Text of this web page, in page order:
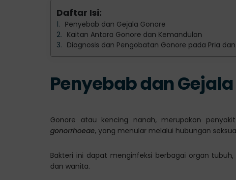
Daftar Isi:
Penyebab dan Gejala Gonore
Kaitan Antara Gonore dan Kemandulan
Diagnosis dan Pengobatan Gonore pada Pria
Penyebab dan
Gonore atau kencing nanah, merupakan
gonorrhoeae, yang menular melalui hubungan
Bakteri ini dapat menginfeksi berbagai organ
dan wanita.